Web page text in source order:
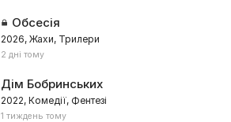
Обсесія
2026, Жахи, Трилери
2 дні тому
Дім Бобринських
2022, Комедії, Фентезі
1 тиждень тому